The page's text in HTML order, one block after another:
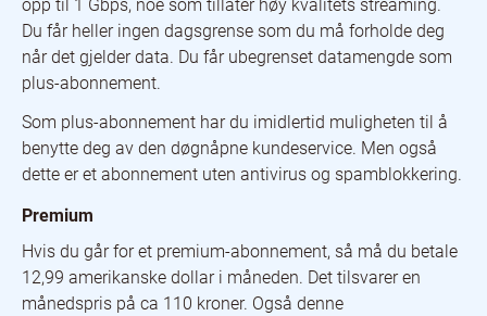
opp til 1 Gbps, noe som tillater høy kvalitets streaming.
Du får heller ingen dagsgrense som du må forholde deg
når det gjelder data. Du får ubegrenset datamengde som
plus-abonnement.
Som plus-abonnement har du imidlertid muligheten til å
benytte deg av den døgnåpne kundeservice. Men også
dette er et abonnement uten antivirus og spamblokkering.
Premium
Hvis du går for et premium-abonnement, så må du betale
12,99 amerikanske dollar i måneden. Det tilsvarer en
månedspris på ca 110 kroner. Også denne